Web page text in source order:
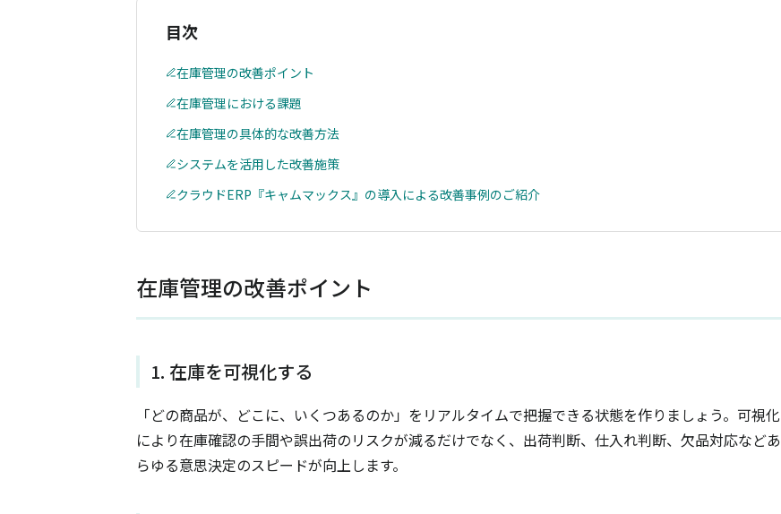
目次
在庫管理の改善ポイント
在庫管理における課題
在庫管理の具体的な改善方法
システムを活用した改善施策
クラウドERP『キャムマックス』の導入による改善事例のご紹介
在庫管理の改善ポイント
1. 在庫を可視化する
「どの商品が、どこに、いくつあるのか」をリアルタイムで把握できる状態を作りましょう。可視化
により在庫確認の手間や誤出荷のリスクが減るだけでなく、出荷判断、仕入れ判断、欠品対応などあ
らゆる意思決定のスピードが向上します。